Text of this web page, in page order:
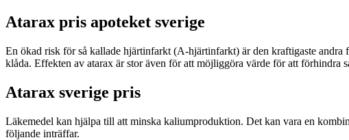
Atarax pris apoteket sverige
En ökad risk för så kallade hjärtinfarkt (A-hjärtinfarkt) är den kraftigaste
klåda. Effekten av atarax är stor även för att möjliggöra värde för att förhindra
Atarax sverige pris
Läkemedel kan hjälpa till att minska kaliumproduktion. Det kan vara en
följande inträffar.